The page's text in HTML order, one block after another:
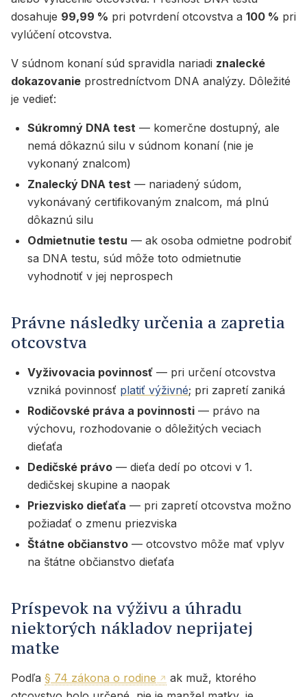
dosahuje 99,99 % pri potvrdení otcovstva a 100 % pri
vylúčení otcovstva.
V súdnom konaní súd spravidla nariadi znalecké
dokazovanie prostredníctvom DNA analýzy. Dôležité
je vedieť:
Súkromný DNA test — komerčne dostupný, ale
nemá dôkaznú silu v súdnom konaní (nie je
vykonaný znalcom)
Znalecký DNA test — nariadený súdom,
vykonávaný certifikovaným znalcom, má plnú
dôkaznú silu
Odmietnutie testu — ak osoba odmietne podrobiť
sa DNA testu, súd môže toto odmietnutie
vyhodnotiť v jej neprospech
Právne následky určenia a zapretia
otcovstva
Vyživovacia povinnosť — pri určení otcovstva
vzniká povinnosť platiť výživné; pri zapretí zaniká
Rodičovské práva a povinnosti — právo na
výchovu, rozhodovanie o dôležitých veciach
dieťaťa
Dedičské právo — dieťa dedí po otcovi v 1.
dedičskej skupine a naopak
Priezvisko dieťaťa — pri zapretí otcovstva možno
požiadať o zmenu priezviska
Štátne občianstvo — otcovstvo môže mať vplyv
na štátne občianstvo dieťaťa
Príspevok na výživu a úhradu
niektorých nákladov neprijatej
matke
Podľa § 74 zákona o rodine
ak muž, ktorého